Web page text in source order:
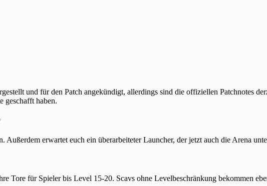
und für den Patch angekündigt, allerdings sind die offiziellen Patchnotes
geschafft haben.
Außerdem erwartet euch ein überarbeiteter Launcher, der jetzt auch die Arena
Tore für Spieler bis Level 15-20. Scavs ohne Levelbeschränkung bekommen